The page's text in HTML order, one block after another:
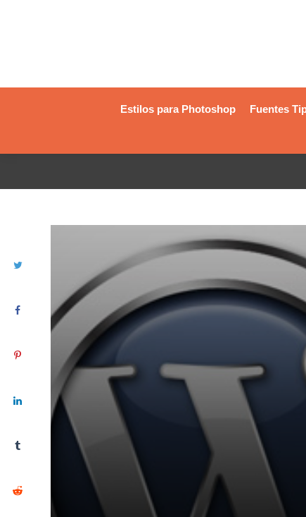
Estilos para Photoshop Fuentes